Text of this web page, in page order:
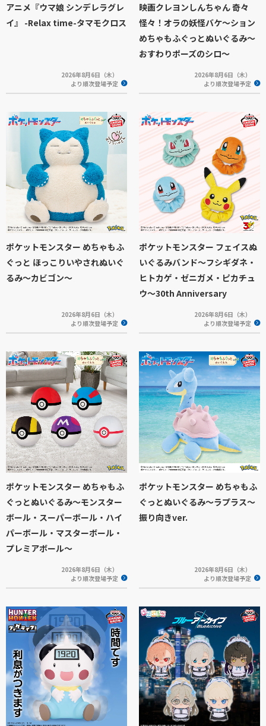
アニメ『ウマ娘 シンデレラグレ
イ』 -Relax time-タマモクロス
2026年8月6日（木）
より順次登場予定
映画クレヨンしんちゃん 奇々
怪々！オラの妖怪バケ～ション
めちゃもふぐっとぬいぐるみ～
おすわりポーズのシロ～
2026年8月6日（木）
より順次登場予定
ポケットモンスター めちゃもふ
ぐっと ほっこりいやされぬいぐ
るみ～カビゴン～
2026年8月6日（木）
より順次登場予定
ポケットモンスター フェイスぬ
いぐるみバンド～フシギダネ・
ヒトカゲ・ゼニガメ・ピカチュ
ウ～30th Anniversary
2026年8月6日（木）
より順次登場予定
ポケットモンスター めちゃもふ
ぐっとぬいぐるみ～モンスター
ボール・スーパーボール・ハイ
パーボール・マスターボール・
プレミアボール～
2026年8月6日（木）
より順次登場予定
ポケットモンスター めちゃもふ
ぐっとぬいぐるみ～ラプラス～
振り向きver.
2026年8月6日（木）
より順次登場予定